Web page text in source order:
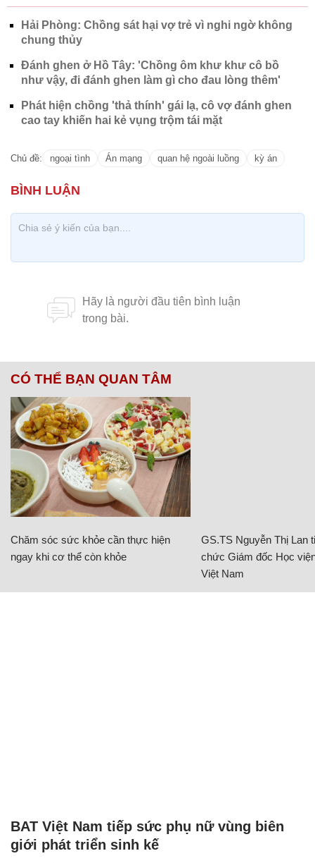
Hải Phòng: Chồng sát hại vợ trẻ vì nghi ngờ không
chung thủy
Đánh ghen ở Hồ Tây: 'Chồng ôm khư khư cô bồ
như vậy, đi đánh ghen làm gì cho đau lòng thêm'
Phát hiện chồng 'thả thính' gái lạ, cô vợ đánh ghen
cao tay khiến hai kẻ vụng trộm tái mặt
Chủ đề: ngoại tình Án mạng quan hệ ngoài luồng kỳ án
CÓ THỂ BẠN QUAN TÂM
Chăm sóc sức khỏe cần thực hiện
ngay khi cơ thể còn khỏe
GS.TS Nguyễn Thị Lan
chức Giám đốc Học
Việt Nam
BAT Việt Nam tiếp sức phụ nữ vùng biên
giới phát triển sinh kế